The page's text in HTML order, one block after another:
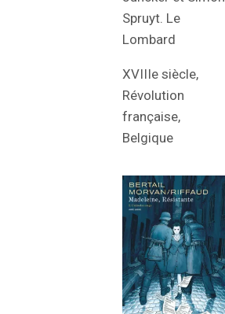
Spruyt. Le
Lombard
XVIIIe siècle,
Révolution
française,
Belgique